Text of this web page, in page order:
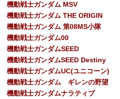
機動戦士ガンダム MSV
機動戦士ガンダム THE ORIGIN
機動戦士ガンダム 第08MS小隊
機動戦士ガンダム00
機動戦士ガンダムSEED
機動戦士ガンダムSEED Destiny
機動戦士ガンダムUC(ユニコーン)
機動戦士ガンダム ギレンの野望
機動戦士ガンダムナラティブ